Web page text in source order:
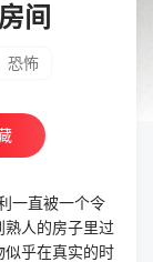
间
恐怖
一直被一个令
人的房子里过
似乎在真实的时